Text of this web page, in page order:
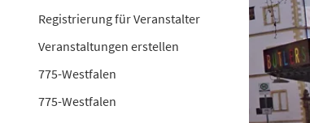
Registrierung für Veranstalter
Veranstaltungen erstellen
775-Westfalen
775-Westfalen